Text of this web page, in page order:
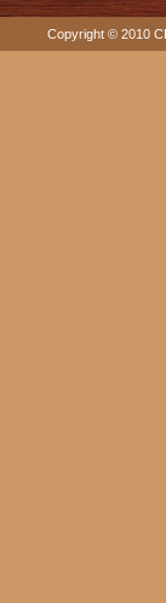
Copyright © 2010